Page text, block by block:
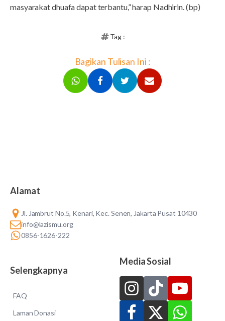
masyarakat dhuafa dapat terbantu,” harap Nadhirin. (bp)
Tag :
Bagikan Tulisan Ini :
Alamat
Jl. Jambrut No.5, Kenari, Kec. Senen, Jakarta Pusat 10430
info@lazismu.org
0856-1626-222
Selengkapnya
FAQ
Laman Donasi
Media Sosial